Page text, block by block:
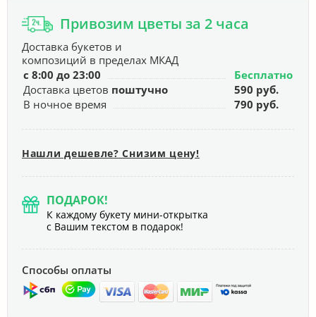
Привозим цветы за 2 часа
Доставка букетов и
композиций в пределах МКАД
с 8:00 до 23:00
Бесплатно
Доставка цветов поштучно
590 руб.
В ночное время
790 руб.
Нашли дешевле? Снизим цену!
ПОДАРОК!
К каждому букету мини-открытка
с Вашим текстом в подарок!
Способы оплаты